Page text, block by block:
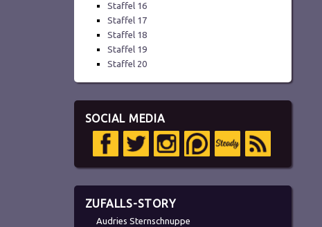
Staffel 16
Staffel 17
Staffel 18
Staffel 19
Staffel 20
SOCIAL MEDIA
ZUFALLS-STORY
Audries Sternschnuppe